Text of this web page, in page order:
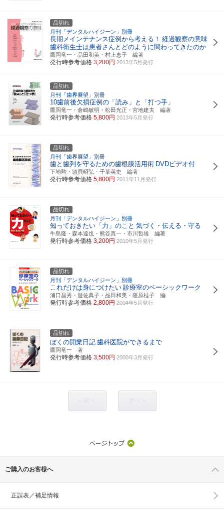
品切れ
月刊「デンタルハイジーン」別冊
長期メインテナンス症例から考える！ 経過観察の意味
歯科衛生士は患者さんとどのように関わってきたのか
鷹岡竜一・品田和美・村上恵子 編著
発行時参考価格 3,200円 2013年5月発行
品切れ
月刊「歯界展望」別冊
10歯前後欠損症例の「読み」と「打つ手」
鷹岡竜一・倉嶋敏明・松田光正・宮地建夫 編著
発行時参考価格 5,800円 2013年5月発行
品切れ
月刊「歯界展望」別冊
歯と歯列を守るための歯根膜活用術 DVDビデオ付
下地勲・須貝昭弘・千葉英史 編著
発行時参考価格 5,800円 2011年11月発行
品切れ
月刊「デンタルハイジーン」別冊
知っておきたい「力」のこと 気づく・伝える・守る
牛島隆・森本達也・熊谷真一・市川哲雄 編著
発行時参考価格 3,200円 2010年5月発行
品切れ
月刊「デンタルハイジーン」別冊
これだけは身につけたい 診療室のベーシックワーク
浦口昌秀・遊佐典子・品田和美・蔭原桂子 編
発行時参考価格 2,800円 2004年5月発行
品切れ
ぼくの開業日記 歯科医院ができるまで
鷹岡竜一 著
発行時参考価格 3,500円 2000年3月発行
ご購入のお客様へ
正誤表／補足情報